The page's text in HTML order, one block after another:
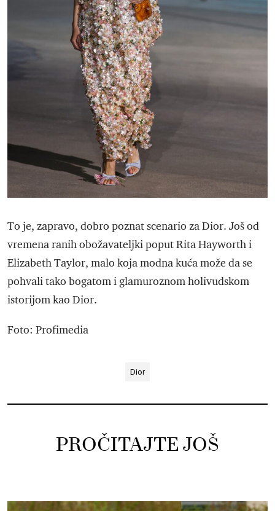
To je, zapravo, dobro poznat scenario za Dior. Još od
vremena ranih obožavateljki poput Rita Hayworth i
Elizabeth Taylor, malo koja modna kuća može da se
pohvali tako bogatom i glamuroznom holivudskom
istorijom kao Dior.
Foto: Profimedia
Dior
PROČITAJTE JOŠ